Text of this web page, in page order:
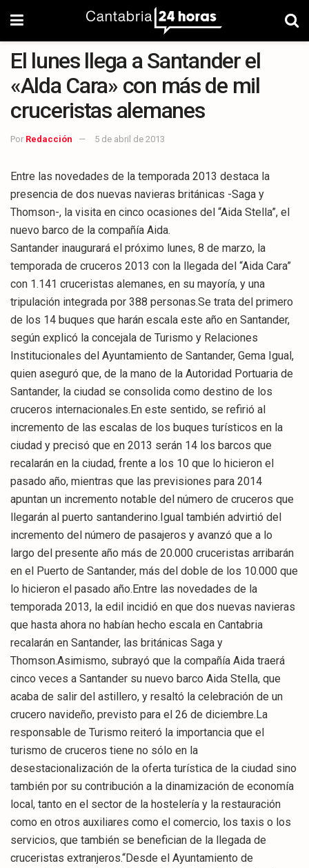
El lunes llega a Santander el
«Alda Cara» con más de mil
cruceristas alemanes
Por Redacción 5 de abril de 2013
Entre las novedades de la temporada 2013 destaca la
presencia de dos nuevas navieras británicas -Saga y
Thomson-, la visita en cinco ocasiones del “Aida Stella”, el
nuevo barco de la compañía Aida.
Santander inaugurará el próximo lunes, 8 de marzo, la
temporada de cruceros 2013 con la llegada del “Aida Cara”
con 1.141 cruceristas alemanes, en su mayoría, y una
tripulación integrada por 388 personas.Se trata del primero
de los 14 buques que harán escala este año en Santander,
según explicó la concejala de Turismo y Relaciones
Institucionales del Ayuntamiento de Santander, Gema Igual,
quien aseguró que, de la mano de la Autoridad Portuaria de
Santander, la ciudad se consolida como destino de los
cruceros internacionales.En este sentido, se refirió al
incremento de las escalas de los buques turísticos en la
ciudad y precisó que en 2013 serán 14 los barcos que
recalarán en la ciudad, frente a los 10 que lo hicieron el
pasado año, mientras que las previsiones para 2014
apuntan un incremento notable del número de cruceros que
llegarán al puerto santanderino.Igual también advirtió del
incremento del número de pasajeros y avanzó que a lo
largo del presente año más de 20.000 cruceristas arribarán
en el Puerto de Santander, más del doble de los 10.000 que
lo hicieron el pasado año.Entre las novedades de la
temporada 2013, la edil incidió en que dos nuevas navieras
que hasta ahora no habían hecho escala en Cantabria
recalarán en Santander, las británicas Saga y
Thomson.Asimismo, subrayó que la compañía Aida traerá
cinco veces a Santander su nuevo barco Aida Stella, que
acaba de salir del astillero, y resaltó la celebración de un
crucero navideño, previsto para el 26 de diciembre.La
responsable de Turismo reiteró la importancia que el
turismo de cruceros tiene no sólo en la
desestacionalización de la oferta turística de la ciudad sino
también por su contribución a la dinamización de economía
local, tanto en el sector de la hostelería y la restauración
como en otros auxiliares como el comercio, los taxis o los
servicios, que también se benefician de la llegada de
cruceristas extranjeros.“Desde el Ayuntamiento de